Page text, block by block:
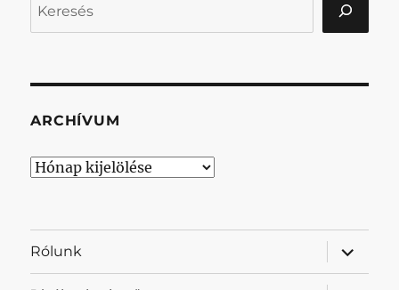
ARCHÍVUM
Archívum
Rólunk
almenü